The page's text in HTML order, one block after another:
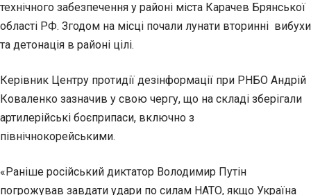
технічного забезпечення у районі міста Карачев Брянської
області РФ. Згодом на місці почали лунати вторинні вибухи
та детонація в районі цілі.
Керівник Центру протидії дезінформації при РНБО Андрій
Коваленко зазначив у свою чергу, що на складі зберігали
артилерійські боєприпаси, включно з
північнокорейськими.
«Раніше російський диктатор Володимир Путін
погрожував завдати удари по силам НАТО, якщо Україна